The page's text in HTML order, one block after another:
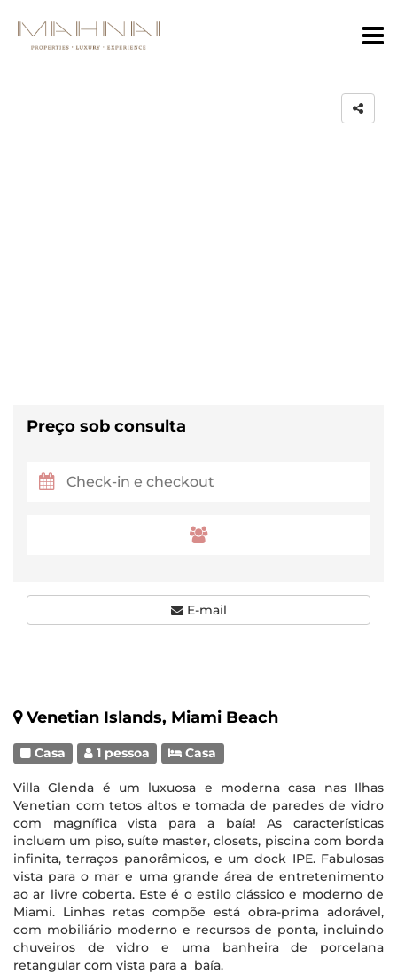
Venetian Islands, Miami Beach
Casa 1 pessoa Casa
Villa Glenda é um luxuosa e moderna casa nas Ilhas
Venetian com tetos altos e tomada de paredes de vidro
com magnífica vista para a baía! As características
incluem um piso, suíte master, closets, piscina com borda
infinita, terraços panorâmicos, e um dock IPE. Fabulosas
vista para o mar e uma grande área de entretenimento
ao ar livre coberta. Este é o estilo clássico e moderno de
Miami. Linhas retas compõe está obra-prima adorável,
com mobiliário moderno e recursos de ponta, incluindo
chuveiros de vidro e uma banheira de porcelana
retangular com vista para a baía.
Preço sob consulta
E-mail